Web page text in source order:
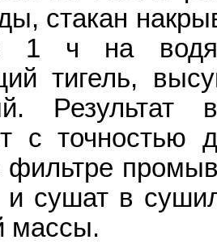
стакан
1 ч на
тигель,
Результат
с точностью
фильтре
и сушат в
массы.